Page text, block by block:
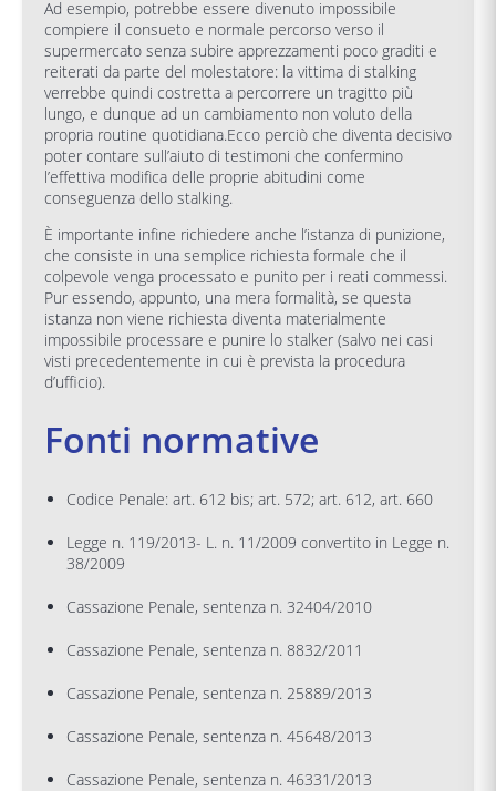
Ad esempio, potrebbe essere divenuto impossibile
compiere il consueto e normale percorso verso il
supermercato senza subire apprezzamenti poco graditi e
reiterati da parte del molestatore: la vittima di stalking
verrebbe quindi costretta a percorrere un tragitto più
lungo, e dunque ad un cambiamento non voluto della
propria routine quotidiana.Ecco perciò che diventa decisivo
poter contare sull’aiuto di testimoni che confermino
l’effettiva modifica delle proprie abitudini come
conseguenza dello stalking.
È importante infine richiedere anche l’istanza di punizione,
che consiste in una semplice richiesta formale che il
colpevole venga processato e punito per i reati commessi.
Pur essendo, appunto, una mera formalità, se questa
istanza non viene richiesta diventa materialmente
impossibile processare e punire lo stalker (salvo nei casi
visti precedentemente in cui è prevista la procedura
d’ufficio).
Fonti normative
Codice Penale: art. 612 bis; art. 572; art. 612, art. 660
Legge n. 119/2013- L. n. 11/2009 convertito in Legge n.
38/2009
Cassazione Penale, sentenza n. 32404/2010
Cassazione Penale, sentenza n. 8832/2011
Cassazione Penale, sentenza n. 25889/2013
Cassazione Penale, sentenza n. 45648/2013
Cassazione Penale, sentenza n. 46331/2013